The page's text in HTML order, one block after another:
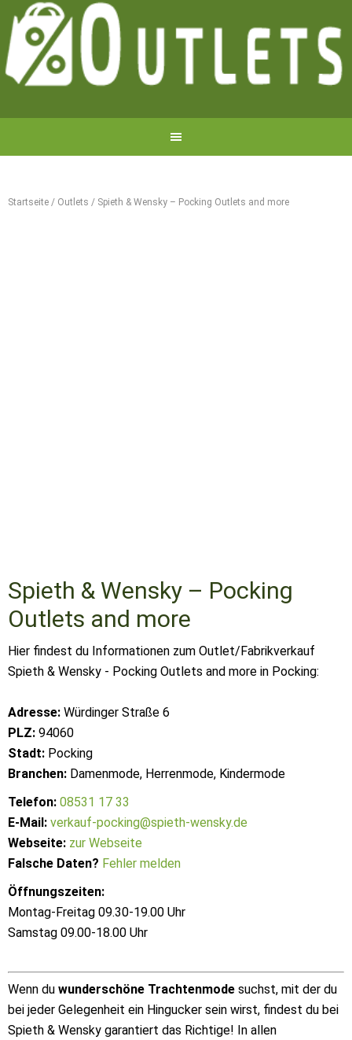
Startseite / Outlets / Spieth & Wensky – Pocking Outlets and more
Spieth & Wensky – Pocking
Outlets and more
Hier findest du Informationen zum Outlet/Fabrikverkauf
Spieth & Wensky - Pocking Outlets and more in Pocking:
Adresse: Würdinger Straße 6
PLZ: 94060
Stadt: Pocking
Branchen: Damenmode, Herrenmode, Kindermode
Telefon: 08531 17 33
E-Mail: verkauf-pocking@spieth-wensky.de
Webseite: zur Webseite
Falsche Daten? Fehler melden
Öffnungszeiten:
Montag-Freitag 09.30-19.00 Uhr
Samstag 09.00-18.00 Uhr
Wenn du wunderschöne Trachtenmode suchst, mit der du
bei jeder Gelegenheit ein Hingucker sein wirst, findest du bei
Spieth & Wensky garantiert das Richtige! In allen